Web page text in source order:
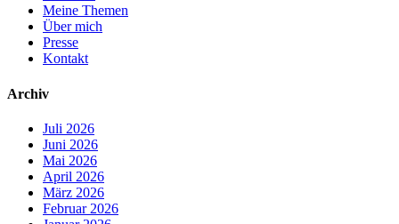
Meine Themen
Über mich
Presse
Kontakt
Archiv
Juli 2026
Juni 2026
Mai 2026
April 2026
März 2026
Februar 2026